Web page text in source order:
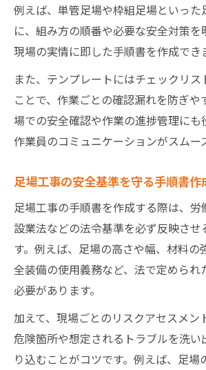
例えば、単管足場や枠組足場といった
に、組み方の順番や必要な安全対策を
現場の実情に即した手順書を作成でき
また、テンプレートにはチェックリス
ことで、作業ごとの確認漏れを防ぎや
場での安全確認や作業の進捗管理にも
作業員のコミュニケーションがスムー
足場工事の安全基準を守る手順書作
足場工事の手順書を作成する際は、
設業法などの法令基準を必ず反映させ
す。例えば、足場の高さや幅、材料の
全装備の使用義務など、法で定められ
必要があります。
加えて、現場ごとのリスクアセスメン
危険箇所や想定されるトラブルを洗い
り込むことがコツです。例えば、足場